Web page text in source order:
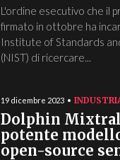
L'ordine esecutivo che il
firmato in ottobre ha
Institute of Standards
(NIST) di ricercare...
19 dicembre 2023
Dolphin
potente
open-source